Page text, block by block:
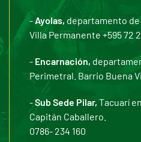
-Ayolas, departamento de
Villa Permanente +595 72
- Encarnación,
Perimetral. Barrio Buena
-Sub Sede Pilar, Tacuarí
Capitán Caballero.
0786- 234 160